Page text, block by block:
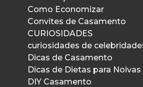
Como Economizar
Convites de Casamento
CURIOSIDADES
curiosidades de
Dicas de Casamento
Dicas de Dietas para Noivas
DIY Casamento